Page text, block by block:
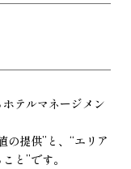
テルマネージメン
の提供”と、“エリア
と”です。